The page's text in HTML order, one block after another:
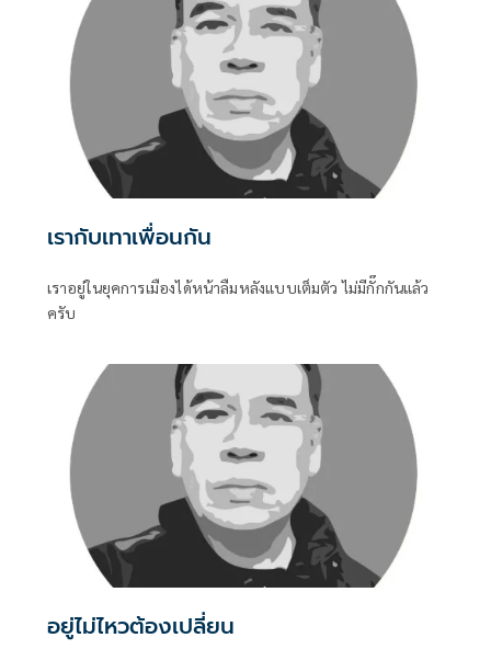
เรากับเทาเพื่อนกัน
เราอยู่ในยุคการเมืองได้หน้าลืมหลังแบบเต็มตัว ไม่มีกั๊กกันแล้ว
ครับ
อยู่ไม่ไหวต้องเปลี่ยน